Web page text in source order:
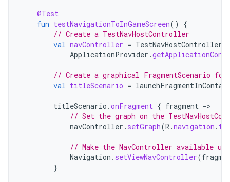
@Test
fun testNavigationToInGameScreen()
{
// Create a TestNavHostController
val navController = TestNavHostController
ApplicationProvider .
// Create a graphical FragmentScenario
val titleScenario =
titleScenario .onFragment { fragment -
// Set the graph on the
navController . setGraph(R .navigation .
// Make the NavController available
Navigation . setViewNavController(
}